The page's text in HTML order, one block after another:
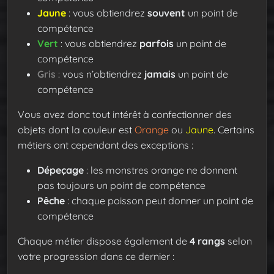
Jaune : vous obtiendrez souvent un point de
compétence
Vert : vous obtiendrez parfois un point de
compétence
Gris : vous n’obtiendrez jamais un point de
compétence
Vous avez donc tout intérêt à confectionner des
objets dont la couleur est Orange ou Jaune. Certains
métiers ont cependant des exceptions :
Dépeçage : les monstres orange ne donnent
pas toujours un point de compétence
Pêche : chaque poisson peut donner un point de
compétence
Chaque métier dispose également de 4 rangs selon
votre progression dans ce dernier :